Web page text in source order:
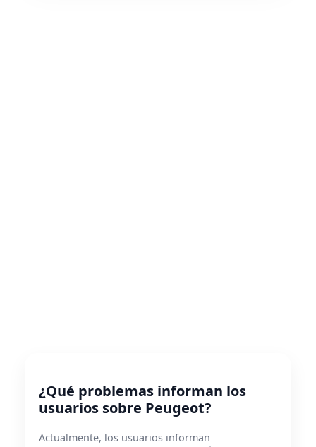
¿Qué problemas informan los
usuarios sobre Peugeot?
Actualmente, los usuarios informan